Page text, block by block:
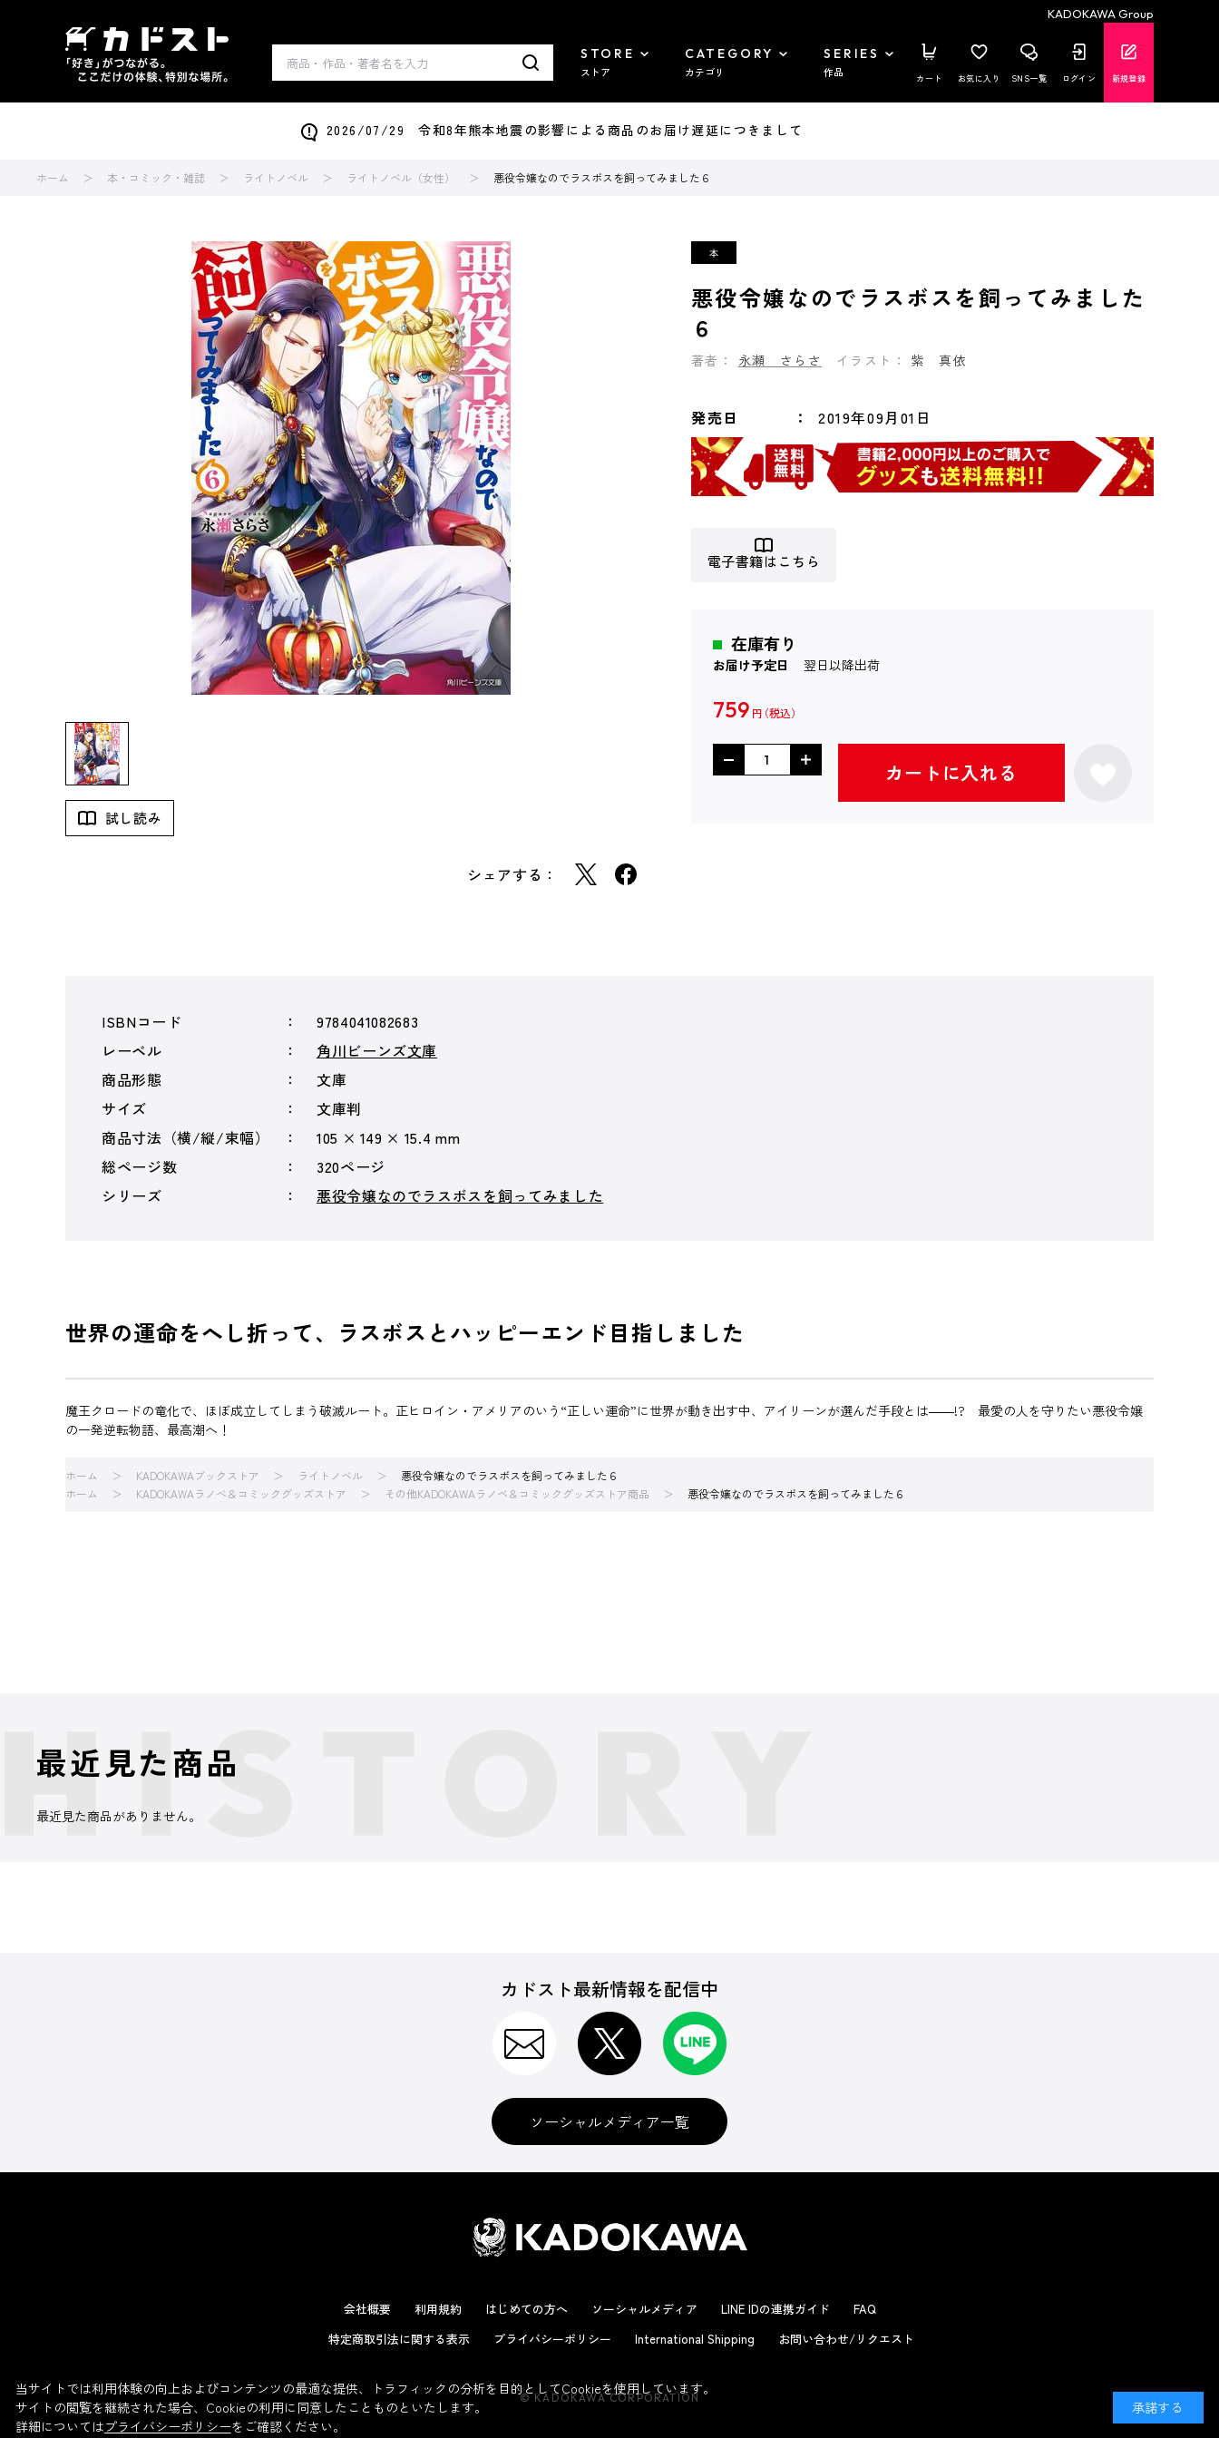
KADOKAWA Group
STORE
ストア
CATEGORY
カテゴリ
SERIES
作品 カート お気に入り SNS一覧 ログイン 新規登録
2026/07/29 令和8年熊本地震の影響による商品のお届け遅延につきまして
ホーム 本・コミック・雑誌 ライトノベル ライトノベル（女性） 悪役令嬢なのでラスボスを飼ってみました６
試し読み
シェアする：
悪役令嬢なのでラスボスを飼ってみました
６
著者： 永瀬 さらさ イラスト： 紫 真依
発売日 2019年09月01日
電子書籍はこちら
在庫有り
お届け予定日 翌日以降出荷
759 円
カートに入れる
ISBNコード
9784041082683
レーベル
角川ビーンズ文庫
商品形態
文庫
サイズ
文庫判
商品寸法（横/縦/束幅）
105 × 149 × 15.4 mm
総ページ数
320ページ
シリーズ
悪役令嬢なのでラスボスを飼ってみました
世界の運命をへし折って、ラスボスとハッピーエンド目指しました
魔王クロードの竜化で、ほぼ成立してしまう破滅ルート。正ヒロイン・アメリアのいう“正しい運命”に世界が動き出す中、アイリーンが選んだ手段とは――!? 最愛の人を守りたい悪役令嬢
の一発逆転物語、最高潮へ！
ホーム KADOKAWAブックストア ライトノベル
悪役令嬢なのでラスボスを飼ってみました６
ホーム
KADOKAWAラノベ＆コミックグッズストア その他KADOKAWAラノベ＆コミックグッズストア商品 悪役令嬢なのでラスボスを飼ってみました６
最近見た商品
最近見た商品がありません。
カドスト最新情報を配信中
ソーシャルメディア一覧
会社概要 利用規約 はじめての方へ ソーシャルメディア LINE IDの連携ガイド
FAQ
特定商取引法に関する表示
プライバシーポリシー International Shipping お問い合わせ/リクエスト
© KADOKAWA CORPORATION
当サイトでは利用体験の向上およびコンテンツの最適な提供、トラフィックの分析を目的としてCookieを使用しています。
サイトの閲覧を継続された場合、Cookieの利用に同意したことものといたします。
詳細についてはプライバシーポリシーをご確認ください。
承諾する